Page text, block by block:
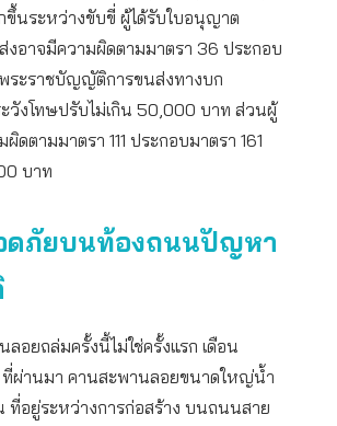
ขึ้นระหว่างขับขี่ ผู้ได้รับใบอนุญาต
งอาจมีความผิดตามมาตรา 36 ประกอบ
พระราชบัญญัติการขนส่งทางบก
วังโทษปรับไม่เกิน 50,000 บาท ส่วนผู้
ดตามมาตรา 111 ประกอบมาตรา 161
บาท
ดภัยบนท้องถนนปัญหา
อยถล่มครั้งนี้ไม่ใช่ครั้งแรก เดือน
ผ่านมา คานสะพานลอยขนาดใหญ่น้ำ
ที่อยู่ระหว่างการก่อสร้าง บนถนนสาย